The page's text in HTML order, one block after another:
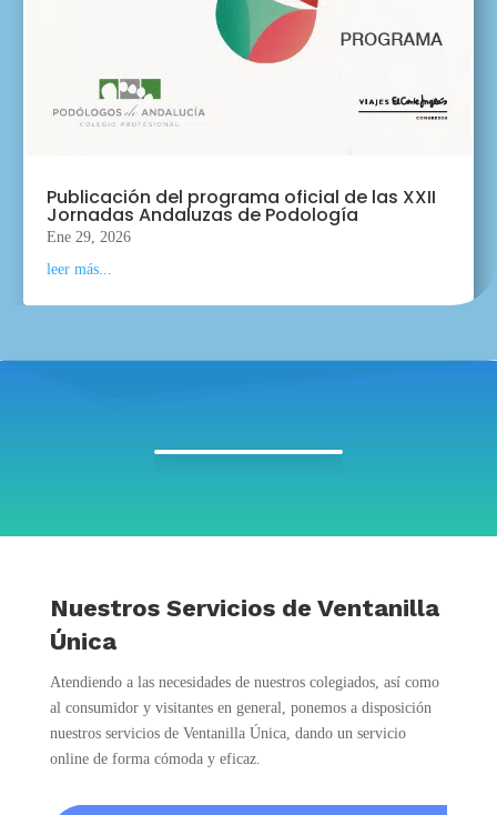
Publicación del programa oficial de las XXII
Jornadas Andaluzas de Podología
Ene 29, 2026
leer más...
Nuestros Servicios de Ventanilla
Única
Atendiendo a las necesidades de nuestros colegiados, así como
al consumidor y visitantes en general, ponemos a disposición
nuestros servicios de Ventanilla Única, dando un servicio
online de forma cómoda y eficaz.